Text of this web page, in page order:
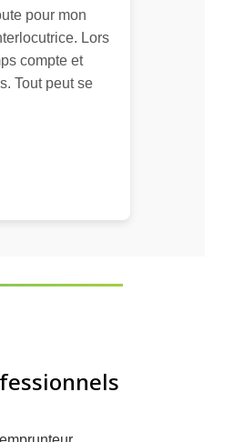
pour mon
Lors
compte et
Tout peut se